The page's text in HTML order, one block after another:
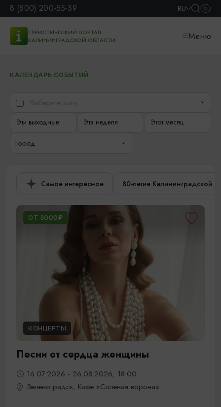
8 (800) 200-55-39 RU
ТУРИСТИЧЕСКИЙ ПОРТАЛ
КАЛИНИНГРАДСКОЙ ОБЛАСТИ
Меню
КАЛЕНДАРЬ СОБЫТИЙ
Эти выходные Эта неделя Этот месяц
Город
Самое интересное 80-летие Калининградской
ОТ 3000₽
КОНЦЕРТЫ
Песни от сердца женщины
16.07.2026 - 26.08.2026, 18:00
Зеленоградск, Кафе «Соленая ворона»